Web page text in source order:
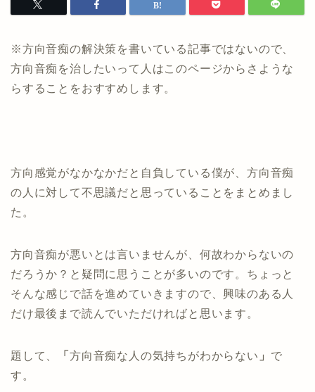
※方向音痴の解決策を書いている記事ではないので、
方向音痴を治したいって人はこのページからさような
らすることをおすすめします。
方向感覚がなかなかだと自負している僕が、方向音痴
の人に対して不思議だと思っていることをまとめまし
た。
方向音痴が悪いとは言いませんが、何故わからないの
だろうか？と疑問に思うことが多いのです。ちょっと
そんな感じで話を進めていきますので、興味のある人
だけ最後まで読んでいただければと思います。
題して、 「方向音痴な人の気持ちがわからない 」 で
す。